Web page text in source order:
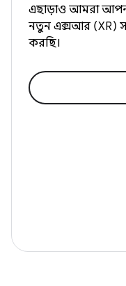
এছাড়াও আমরা
নতুন এক্সআর (XR)
করছি।